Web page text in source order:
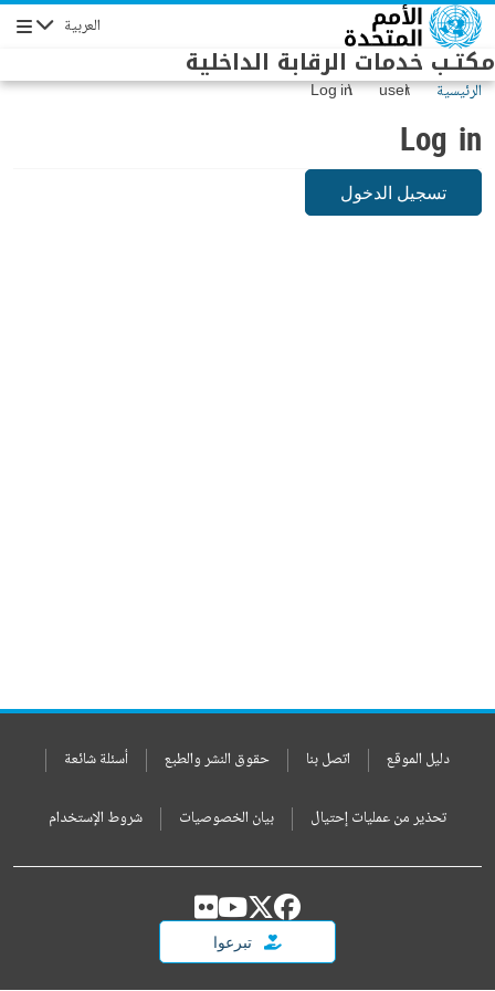
Skip to main content العربية
مكتـب خدمات الرقابة الداخلية
الرئيسية user
Log in
Log in
تسجيل الدخول
دليل الموقع اتصل بنا حقوق النشر والطبع أسئلة شائعة
تحذير من عمليات إحتيال بيان الخصوصيات شروط الإستخدام
تبرعوا